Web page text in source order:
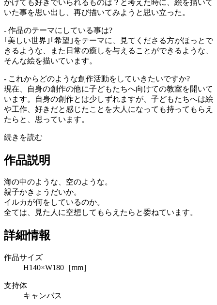
かけても好きでいられるものは？と考えた時に、絵を描いて
いた事を思い出し、再び描いてみようと思い立った。
- 作品のテーマにしている事は?
｢美しい世界｣｢希望｣をテーマに、見てくださる方がほっとで
きるような、また日常の癒しを与えることができるような、
そんな絵を描いています。
- これからどのような創作活動をしていきたいですか?
現在、自身の創作の他に子どもたちへ向けての教室を開いて
います。自身の創作とは少しずれますが、子どもたちへは絵
や工作、好きだと感じたことを大人になっても持ってもらえ
たらと、思っています。
続きを読む
作品説明
海の中のような、空のような。
親子かきょうだいか。
イルカが何をしているのか。
全ては、見た人に空想してもらえたらと委ねています。
詳細情報
作品サイズ
H140×W180［mm］
支持体
キャンバス